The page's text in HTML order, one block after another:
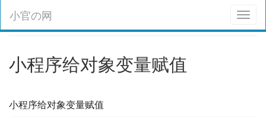
小官の网
小程序给对象变量赋值
小程序给对象变量赋值